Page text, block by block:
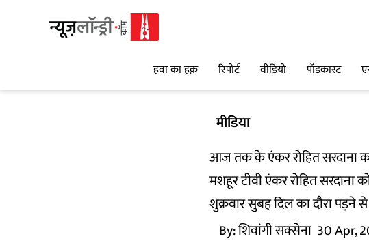
हवा का हक़ रिपोर्ट वीडियो पॉडकास्ट
मीडिया
आज तक के एंकर रोहित सरदाना का
मशहूर टीवी एंकर रोहित सरदाना
शुक्रवार सुबह दिल का दौरा पड़ने
By:शिवांगी सक्सेना 30 Apr,